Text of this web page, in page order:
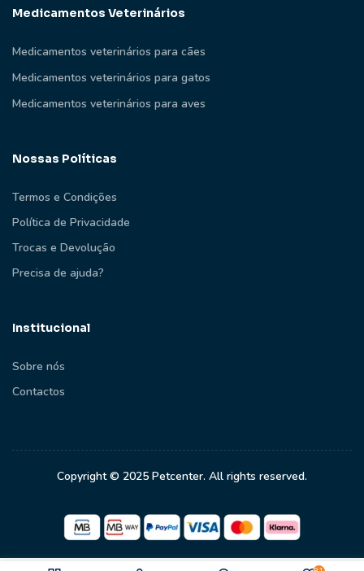
Medicamentos Veterinários
Medicamentos veterinários para cães
Medicamentos veterinários para gatos
Medicamentos veterinários para aves
Nossas Políticas
Termos e Condições
Política de Privacidade
Trocas e Devolução
Precisa de ajuda?
Institucional
Sobre nós
Contactos
Copyright © 2025 Petcenter. All rights reserved.